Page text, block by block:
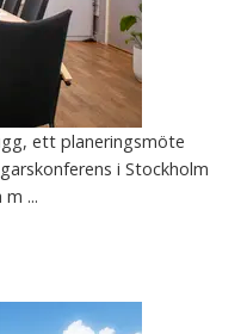
ett planeringsmöte
i Stockholm
...